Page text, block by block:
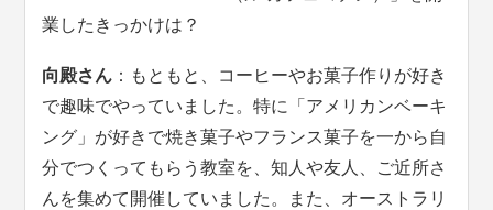
業したきっかけは？
向殿さん ：もともと、コーヒーやお菓子作りが好き
で趣味でやっていました。特に「アメリカンベーキ
ング」が好きで焼き菓子やフランス菓子を一から自
分でつくってもらう教室を、知人や友人、ご近所さ
んを集めて開催していました。また、オーストラリ